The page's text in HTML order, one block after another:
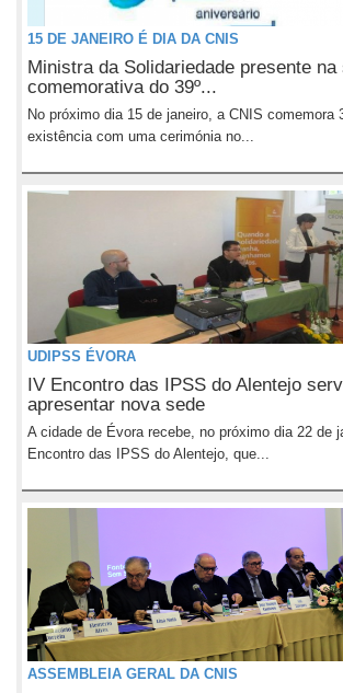
15 DE JANEIRO É DIA DA CNIS
Ministra da Solidariedade presente na
comemorativa do 39º...
No próximo dia 15 de janeiro, a CNIS comemora
existência com uma cerimónia no...
UDIPSS ÉVORA
IV Encontro das IPSS do Alentejo
apresentar nova sede
A cidade de Évora recebe, no próximo dia 22 de
Encontro das IPSS do Alentejo, que...
ASSEMBLEIA GERAL DA CNIS